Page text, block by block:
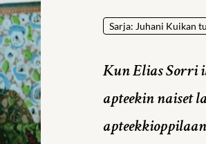
Sarja: Juhani Kuikan
Kun Elias Sorri
apteekin naiset